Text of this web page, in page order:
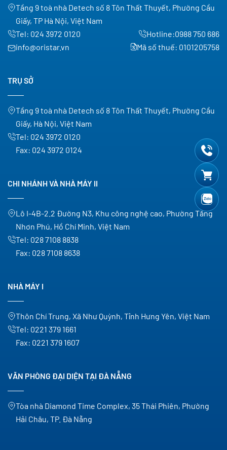
Tầng 9 toà nhà Detech số 8 Tôn Thất Thuyết, Phường Cầu
Giấy, TP Hà Nội, Việt Nam
Tel: 024 3972 0120 Hotline:0988 750 686
info@oristar.vn
Mã số thuế: 0101205758
TRỤ SỞ
Tầng 9 toà nhà Detech số 8 Tôn Thất Thuyết, Phường Cầu
Giấy, Hà Nội, Việt Nam
Tel: 024 3972 0120
Fax: 024 3972 0124
CHI NHÁNH VÀ NHÀ MÁY II
Lô I-4B-2.2 Đường N3, Khu công nghệ cao, Phường Tăng
Nhơn Phú, Hồ Chí Minh, Việt Nam
Tel: 028 7108 8838
Fax: 028 7108 8638
NHÀ MÁY I
Thôn Chí Trung, Xã Như Quỳnh, Tỉnh Hưng Yên, Việt Nam
Tel: 0221 379 1661
Fax: 0221 379 1607
VĂN PHÒNG ĐẠI DIỆN TẠI ĐÀ NẴNG
Tòa nhà Diamond Time Complex, 35 Thái Phiên, Phường
Hải Châu, TP. Đà Nẵng